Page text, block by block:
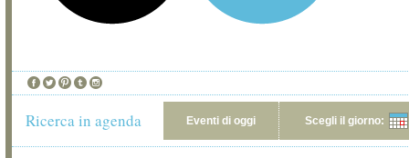
Ricerca in agenda Eventi di oggi Scegli il giorno: